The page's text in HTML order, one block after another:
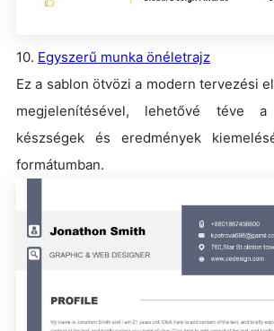
10. Egyszerű munka önéletrajz
Ez a sablon ötvözi a modern tervezési
megjelenítésével, lehetővé téve a
készségek és eredmények
formátumban.